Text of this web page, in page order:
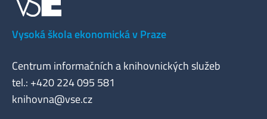
Vysoká škola ekonomická v Praze
Centrum informačních a knihovnických služeb
tel.: +420 224 095 581
knihovna@vse.cz